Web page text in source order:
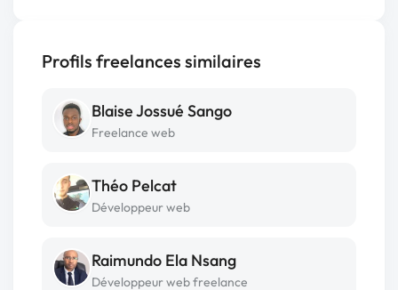
Profils freelances similaires
Blaise Jossué Sango
Freelance web
Théo Pelcat
Développeur web
Raimundo Ela Nsang
Développeur web freelance